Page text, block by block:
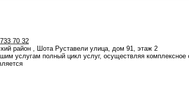
70 32
район , Шота Руставели улица, дом 91, этаж 2
услугам полный цикл услуг, осуществляя комплексное